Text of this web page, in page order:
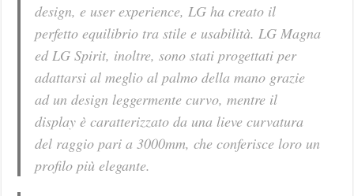
design, e user experience, LG ha creato il
perfetto equilibrio tra stile e usabilità. LG Magna
ed LG Spirit, inoltre, sono stati progettati per
adattarsi al meglio al palmo della mano grazie
ad un design leggermente curvo, mentre il
display è caratterizzato da una lieve curvatura
del raggio pari a 3000mm, che conferisce loro un
profilo più elegante.